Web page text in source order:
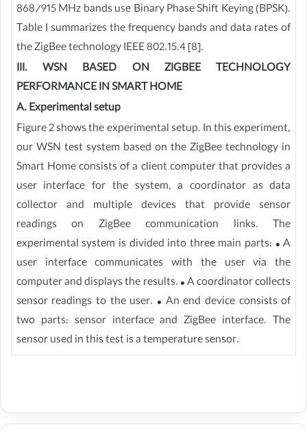
868/915 MHz bands use Binary Phase Shift Keying (BPSK).
Table I summarizes the frequency bands and data rates of
the ZigBee technology IEEE 802.15.4 [8].
III. WSN BASED ON ZIGBEE TECHNOLOGY
PERFORMANCE IN SMART HOME
A. Experimental setup
Figure 2 shows the experimental setup. In this experiment,
our WSN test system based on the ZigBee technology in
Smart Home consists of a client computer that provides a
user interface for the system, a coordinator as data
collector and multiple devices that provide sensor
readings on ZigBee communication links. The
experimental system is divided into three main parts: • A
user interface communicates with the user via the
computer and displays the results. • A coordinator collects
sensor readings to the user. • An end device consists of
two parts: sensor interface and ZigBee interface. The
sensor used in this test is a temperature sensor.